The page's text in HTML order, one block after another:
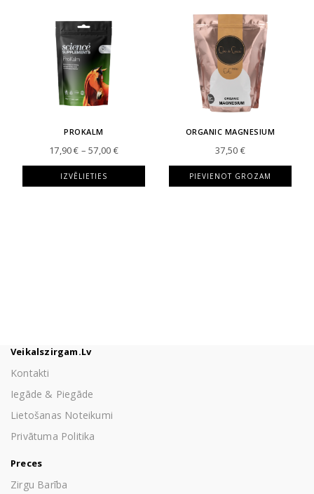
PROKALM
17,90€ – 57,00 €Price
IZVĒLIETIES
ORGANIC MAGNESIUM
37,50 €
PIEVIENOT GROZAM
Veikalszirgam.lv
Kontakti
Iegāde & Piegāde
Lietošanas Noteikumi
Privātuma Politika
Preces
Zirgu Barība